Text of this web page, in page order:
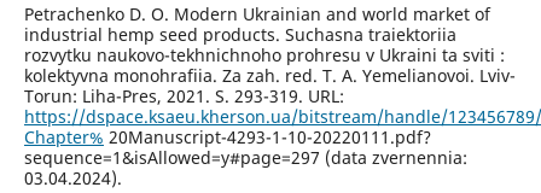
Petrachenko D. O. Modern Ukrainian and world market of
industrial hemp seed products. Suchasna traiektoriia
rozvytku naukovo-tekhnichnoho prohresu v Ukraini ta sviti :
kolektyvna monohrafiia. Za zah. red. T. A. Yemelianovoi. Lviv-
Torun: Liha-Pres, 2021. S. 293-319. URL:
https://dspace.ksaeu.kherson.ua/bitstream/handle/
Chapter% 20Manuscript-4293-1-10-20220111.pdf?
sequence=1&isAllowed=y#page=297 (data zvernennia:
03.04.2024).